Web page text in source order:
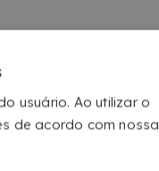
usuário. Ao utilizar o
de acordo com nossa